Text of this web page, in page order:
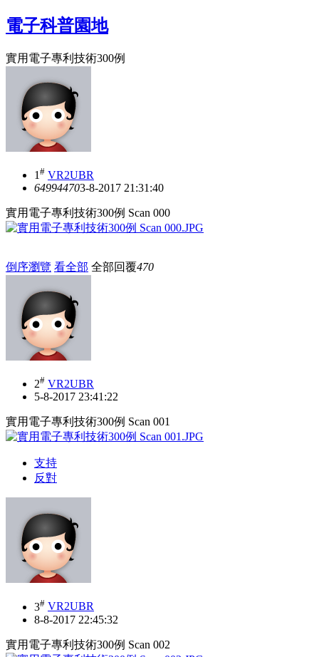
電子科普園地
實用電子專利技術300例
1 # VR2UBR
649944703-8-2017 21:31:40
實用電子專利技術300例 Scan 000
倒序瀏覽 看全部 全部回覆470
2# VR2UBR
5-8-2017 23:41:22
實用電子專利技術300例 Scan 001
支持
反對
3# VR2UBR
8-8-2017 22:45:32
實用電子專利技術300例 Scan 002